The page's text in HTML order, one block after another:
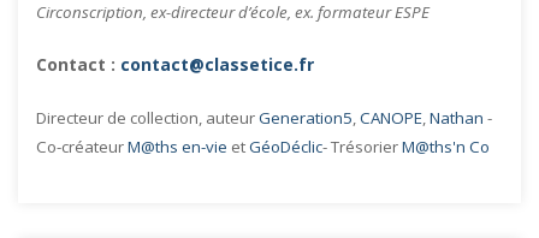
Circonscription, ex-directeur d’école, ex. formateur ESPE
Contact : contact@classetice.fr
Directeur de collection, auteurGeneration5,CANOPE,Nathan -
Co-créateurM@ths en-vie etGéoDéclic- TrésorierM@ths'n Co